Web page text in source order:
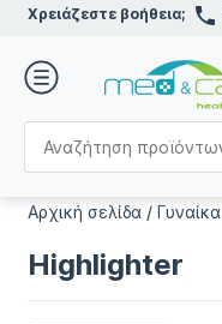
Χρειάζεστε βοήθεια;
Αρχική σελίδα /Γυναίκα
Highlighter